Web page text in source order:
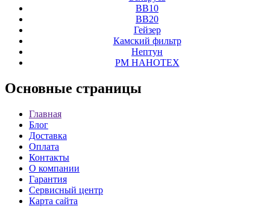
ВВ10
ВВ20
Гейзер
Камский фильтр
Нептун
РМ НАНОТЕХ
Основные страницы
Главная
Блог
Доставка
Оплата
Контакты
О компании
Гарантия
Сервисный центр
Карта сайта